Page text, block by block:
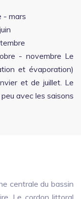
- mars
- novembre Le
et évaporation)
et de juillet. Le
avec les saisons
centrale du bassin